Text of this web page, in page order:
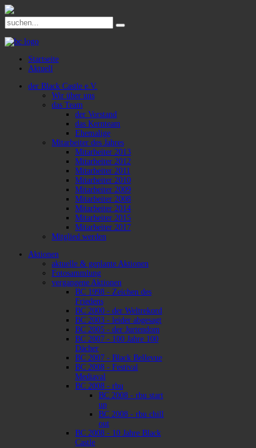
Startseite
Aktuell
der Black Castle e.V.
Wir über uns
das Team
der Vorstand
das Kernteam
Ehemalige
Mitarbeiter des Jahres
Mitarbeiter 2013
Mitarbeiter 2012
Mitarbeiter 2011
Mitarbeiter 2010
Mitarbeiter 2009
Mitarbeiter 2008
Mitarbeiter 2014
Mitarbeiter 2015
Mitarbeiter 2017
Mitglied werden
Aktionen
aktuelle & geplante Aktionen
Fotosammlung
vergangene Aktionen
BC 1998 - Zeichen des
Friedens
BC 2000 - der Weltrekord
BC 2003 - leider abgesagt
BC 2005 - der Jurtendom
BC 2007 - 100 Jahre 100
Dächer
BC 2007 - Black Bellevue
BC 2008 - Festival
Mediaval
BC 2008 - rbu
BC 2008 - rbu start
up
BC 2008 - rbu chill
out
BC 2008 - 10 Jahre Black
Castle